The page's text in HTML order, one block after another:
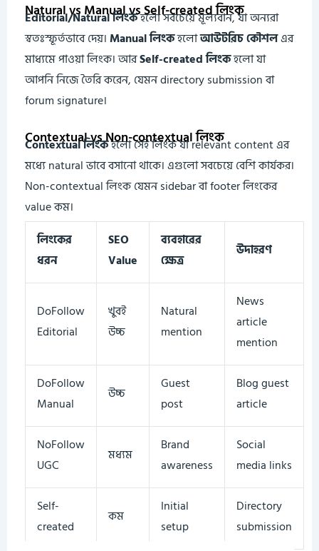
Natural vs Manual vs Self-created লিংক
Editorial/Natural লিংকহলো সবচেয়ে মূল্যবান, যা অন্যরা
স্বতঃস্ফূর্তভাবে দেয়।Manual লিংকহলোআউটরিচ কৌশলএর
মাধ্যমে পাওয়া লিংক। আরSelf-created লিংকহলো যা
আপনি নিজে তৈরি করেন, যেমন directory submission বা
forum signature।
Contextual vs Non-contextual লিংক
Contextual লিংকহলো সেই লিংক যা relevant content এর
মধ্যে natural ভাবে বসানো থাকে। এগুলো সবচেয়ে বেশি কার্যকর।
Non-contextual লিংক যেমন sidebar বা footer লিংকের
value কম।
লিংকের
ধরন
SEO
Value
ব্যবহারের
ক্ষেত্র
উদাহরণ
DoFollow
Editorial
খুবই
উচ্চ
Natural
mention
News
article
mention
DoFollow
Manual
উচ্চ
Guest
post
Blog guest
article
NoFollow
UGC
মধ্যম
Brand
awareness
Social
media links
Self-
created
কম
Initial
setup
Directory
submission